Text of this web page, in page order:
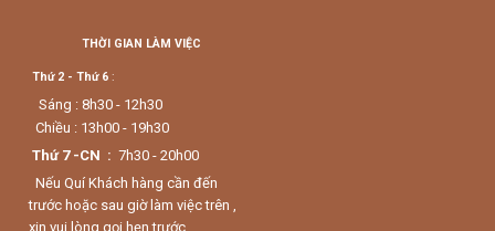
THỜI GIAN LÀM VIỆC
Thứ 2 - Thứ 6 :
Sáng : 8h30 - 12h30
Chiều : 13h00 - 19h30
Thứ 7 -CN : 7h30 - 20h00
Nếu Quí Khách hàng cần đến
trước hoặc sau giờ làm việc trên ,
xin vui lòng gọi hẹn trước